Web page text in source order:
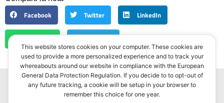
Facebook Twitter LinkedIn
This website stores cookies on your computer. These cookies are
used to provide a more personalized experience and to track your
whereabouts around our website in compliance with the European
General Data Protection Regulation. If you decide to to opt-out of
any future tracking, a cookie will be setup in your browser to
remember this choice for one year.